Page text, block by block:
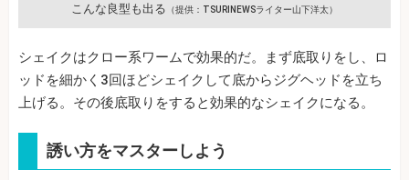
こんな良型も出る （提供：TSURINEWSライター山下洋太）
シェイクはクロー系ワームで効果的だ。まず底取りをし、ロ
ッドを細かく3回ほどシェイクして底からジグヘッドを立ち
上げる。その後底取りをすると効果的なシェイクになる。
誘い方をマスターしよう